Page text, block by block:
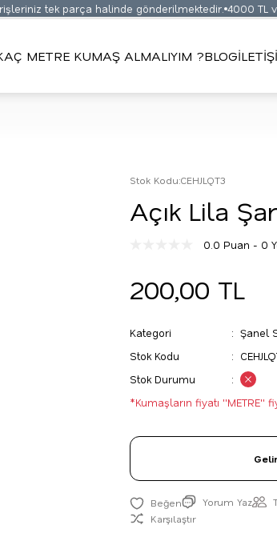
tek parça halinde gönderilmektedir. 4000 TL ve
METRE KUMAŞ ALMALIYIM ?BLOG
Stok Kodu:CEHJLQT3
Açık Lila
0.0 Puan - 0
200,00 TL
Kategori
Şanel
Stok Kodu
Stok Durumu
*Kumaşların fiyatı ''METRE''
Yorum Yaz
Karşılaştır